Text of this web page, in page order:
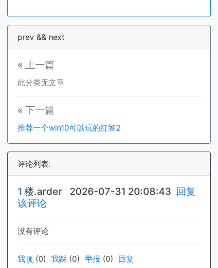
prev && next
« 上一篇
此分类无文章
« 下一篇
推荐一个win10可以玩的红警2
评论列表:
1 楼.arder 2026-07-31 20:08:43 回复
该评论
没有评论
我顶 (0) 我踩 (0) 举报 (0) 回复